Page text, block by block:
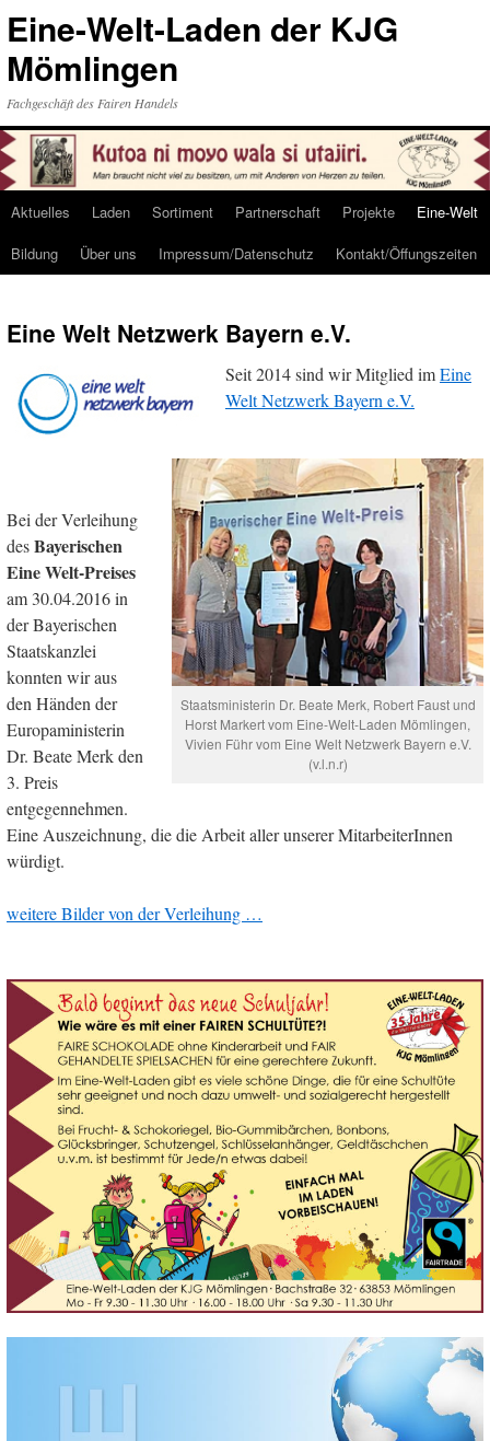
Eine-Welt-Laden der KJG
Mömlingen
Fachgeschäft des Fairen Handels
Skip
to
Aktuelles Laden Sortiment Partnerschaft Projekte
Eine-Welt
Bildung
Über uns Impressum/Datenschutz Kontakt/Öffungszeiten
Eine Welt Netzwerk Bayern e.V.
Seit 2014 sind wir Mitglied imEine
Welt Netzwerk Bayern e.V.
Staatsministerin Dr. Beate Merk, Robert Faust und
Horst Markert vom Eine-Welt-Laden Mömlingen,
Vivien Führ vom Eine Welt Netzwerk Bayern e.V.
(v.l.n.r)
Bei der Verleihung
desBayerischen
Eine Welt-Preises
am 30.04.2016 in
der Bayerischen
Staatskanzlei
konnten wir aus
den Händen der
Europaministerin
Dr. Beate Merk den
3. Preis
entgegennehmen.
Eine Auszeichnung, die die Arbeit aller unserer MitarbeiterInnen
würdigt.
weitere Bilder von der Verleihung …